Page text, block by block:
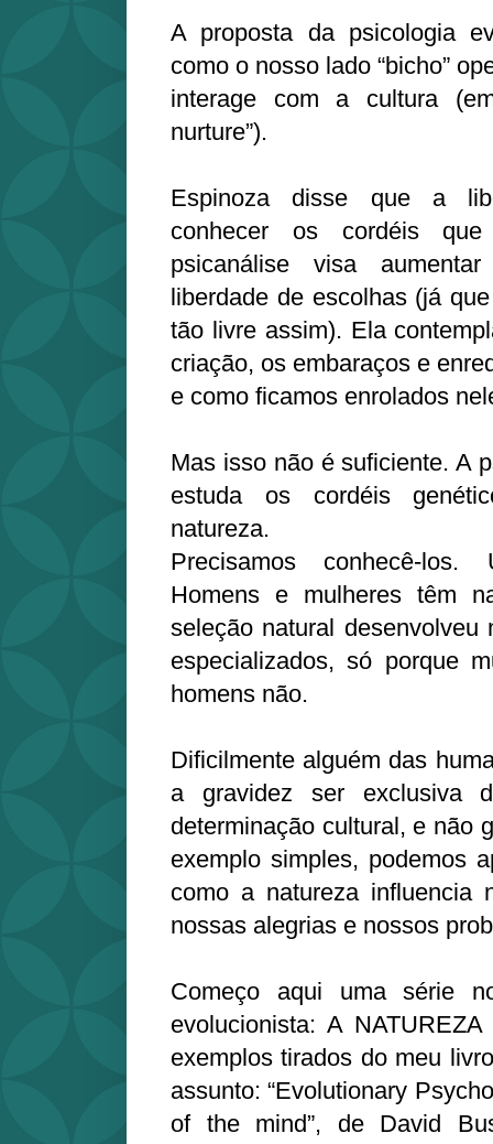
A proposta da psicologia
como o nosso lado “bicho”
interage com a cultura
nurture”).
Espinoza disse que a
conhecer os cordéis
psicanálise visa
liberdade de escolhas (já
tão livre assim). Ela
criação, os embaraços e
e como ficamos enrolados
Mas isso não é suficiente. A
estuda os cordéis
natureza.
Precisamos conhecê-
Homens e mulheres têm
seleção natural desenvolveu
especializados, só porque
homens não.
Dificilmente alguém das
a gravidez ser exclusiva
determinação cultural, e não
exemplo simples, podemos
como a natureza influencia
nossas alegrias e nossos
Começo aqui uma série
evolucionista: A
exemplos tirados do meu
assunto: “Evolutionary
of the mind”, de David